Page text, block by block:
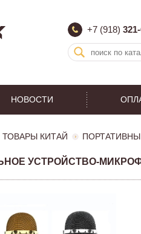
+7 (918)
НОВОСТИ
ТОВАРЫ КИТАЙ
УСТРОЙСТВО-МИКРОФОН